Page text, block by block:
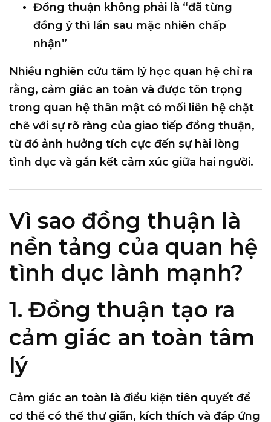
Đồng thuận không phải là “đã từng
đồng ý thì lần sau mặc nhiên chấp
nhận”
Nhiều nghiên cứu tâm lý học quan hệ chỉ ra
rằng, cảm giác an toàn và được tôn trọng
trong quan hệ thân mật có mối liên hệ chặt
chẽ với sự rõ ràng của giao tiếp đồng thuận,
từ đó ảnh hưởng tích cực đến sự hài lòng
tình dục và gắn kết cảm xúc giữa hai người.
Vì sao đồng thuận là
nền tảng của quan hệ
tình dục lành mạnh?
1. Đồng thuận tạo ra
cảm giác an toàn tâm
lý
Cảm giác an toàn là điều kiện tiên quyết để
cơ thể có thể thư giãn, kích thích và đáp ứng